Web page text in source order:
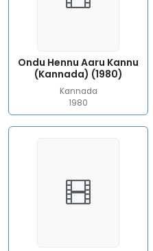
Ondu Hennu Aaru Kannu
(Kannada) (1980)
Kannada
1980